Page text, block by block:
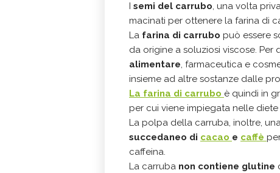
I semi del carrubo, una volta
macinati per ottenere la farina di
La farina di carrubo può essere
da origine a soluziosi viscose. Per
alimentare, farmaceutica e
insieme ad altre sostanze dalle
La farina di carrubo è quindi in
per cui viene impiegata nelle
La polpa della carruba, inoltre,
succedaneo di cacao e caffè
caffeina.
La carruba non contiene glutine